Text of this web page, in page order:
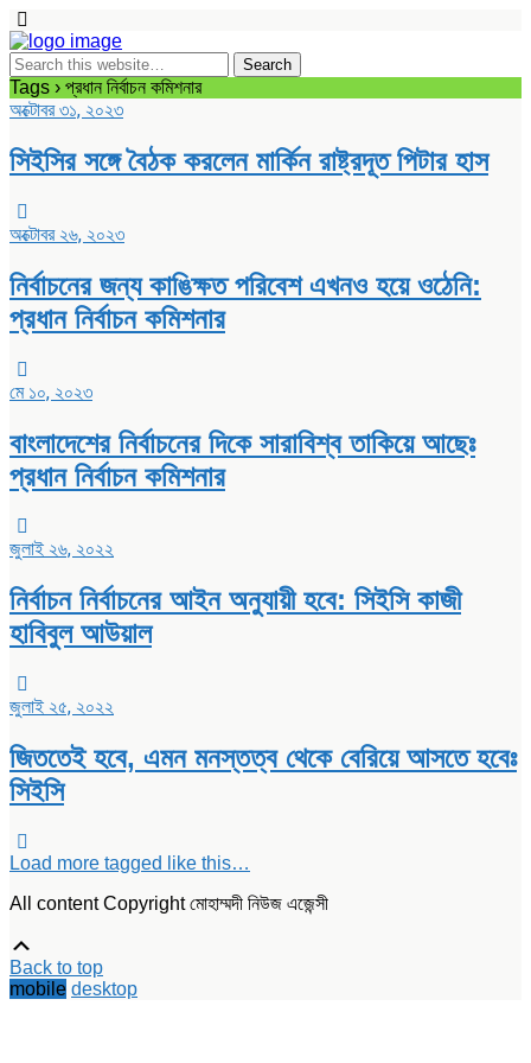
Tags › প্রধান নির্বাচন কমিশনার
অক্টোবর ৩১, ২০২৩
সিইসির সঙ্গে বৈঠক করলেন মার্কিন রাষ্ট্রদূত পিটার হাস
অক্টোবর ২৬, ২০২৩
নির্বাচনের জন্য কাঙিক্ষত পরিবেশ এখনও হয়ে ওঠেনি:
প্রধান নির্বাচন কমিশনার
মে ১০, ২০২৩
বাংলাদেশের নির্বাচনের দিকে সারাবিশ্ব তাকিয়ে আছেঃ
প্রধান নির্বাচন কমিশনার
জুলাই ২৬, ২০২২
নির্বাচন নির্বাচনের আইন অনুযায়ী হবে: সিইসি কাজী
হাবিবুল আউয়াল
জুলাই ২৫, ২০২২
জিততেই হবে, এমন মনস্তত্ব থেকে বেরিয়ে আসতে হবেঃ
সিইসি
Load more tagged like this…
All content Copyright মোহাম্মদী নিউজ এজেন্সী
Up
Back to top
mobile desktop